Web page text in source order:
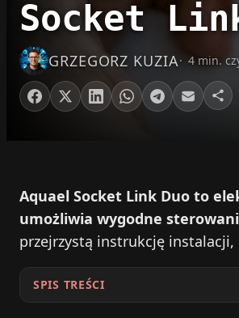
Socket
GRZEGORZ KUZIA 4 min.
Aquael Socket Link Duo to
umożliwia wygodne
przejrzystą instrukcję
SPIS TREŚCI